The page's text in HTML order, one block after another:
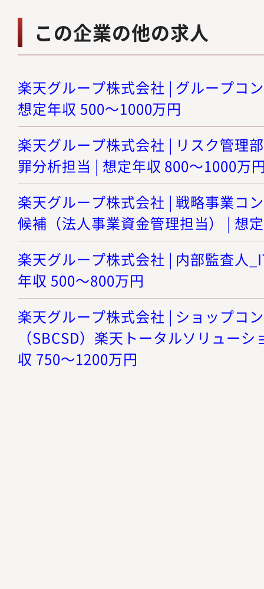
この企業の他の求人
楽天グループ株式会社 | グループコ
想定年収 500～1000万円
楽天グループ株式会社 | リスク管理
罪分析担当 | 想定年収 800～1000万
楽天グループ株式会社 | 戦略事業コ
候補（法人事業資金管理担当） | 想
楽天グループ株式会社 | 内部監査人
年収 500～800万円
楽天グループ株式会社 | ショップコ
（SBCSD）楽天トータルソリュー
収 750～1200万円